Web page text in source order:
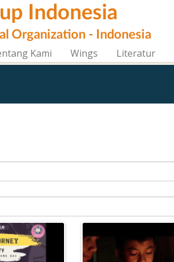
Indonesia
Organization - Indonesia
Kami Wings Literatur